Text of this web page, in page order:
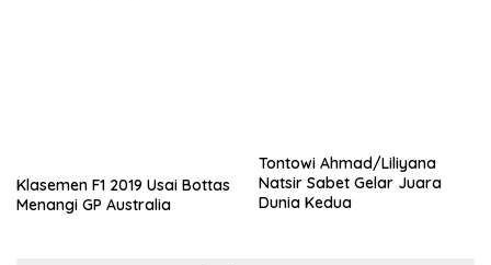
Klasemen F1 2019 Usai Bottas
Menangi GP Australia
Tontowi Ahmad/Liliyana
Natsir Sabet Gelar Juara
Dunia Kedua